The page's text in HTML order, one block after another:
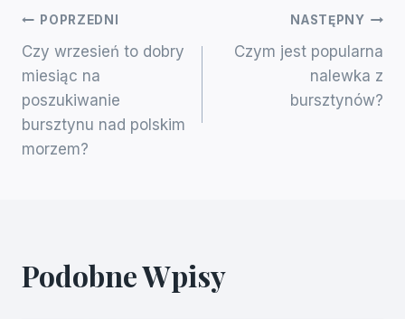
Nawigacja
Wpisu
POPRZEDNI
Czy wrzesień to dobry
miesiąc na
poszukiwanie
bursztynu nad polskim
morzem?
NASTĘPNY
Czym jest popularna
nalewka z
bursztynów?
Podobne Wpisy